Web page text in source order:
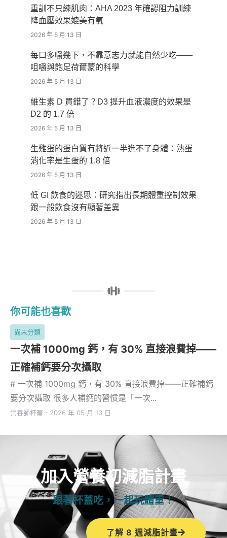
重訓不只練肌肉：AHA 2023 年確認阻力訓練
降血壓效果媲美有氧
2026 年 5 月 13 日
每口多嚼幾下，不靠意志力就能自然少吃——
咀嚼與飽足荷爾蒙的科學
2026 年 5 月 13 日
維生素 D 買錯了？D3 提升血液濃度的效果是
D2 的 1.7 倍
2026 年 5 月 13 日
生雞蛋的蛋白質有將近一半進不了身體：熟蛋
消化率是生蛋的 1.8 倍
2026 年 5 月 13 日
低 GI 飲食的迷思：研究指出長期體重控制效果
跟一般飲食沒有顯著差異
2026 年 5 月 13 日
你可能也喜歡
尚未分類
一次補 1000mg 鈣，有 30% 直接浪費掉——
正確補鈣要分次攝取
# 一次補 1000mg 鈣，有 30% 直接浪費掉——正確補鈣
要分次攝取 很多人補鈣的習慣是「一次...
營養師杯蓋 ． 2026 年 05 月 13 日
加入營養初減脂計畫
跟著杯蓋吃，一起玩體重！
了解 8 週減脂計畫